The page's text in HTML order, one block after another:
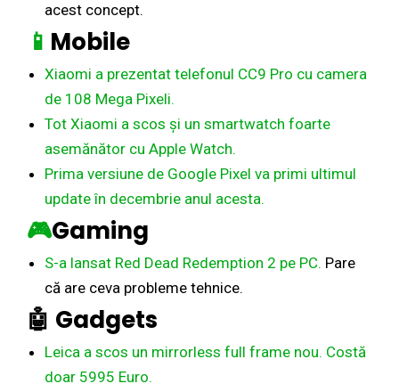
acest concept.
📱 Mobile
Xiaomi a prezentat telefonul CC9 Pro cu camera
de 108 Mega Pixeli.
Tot Xiaomi a scos și un smartwatch foarte
asemănător cu Apple Watch.
Prima versiune de Google Pixel va primi ultimul
update în decembrie anul acesta.
🎮Gaming
S-a lansat Red Dead Redemption 2 pe PC. Pare
că are ceva probleme tehnice.
🤖 Gadgets
Leica a scos un mirrorless full frame nou. Costă
doar 5995 Euro.